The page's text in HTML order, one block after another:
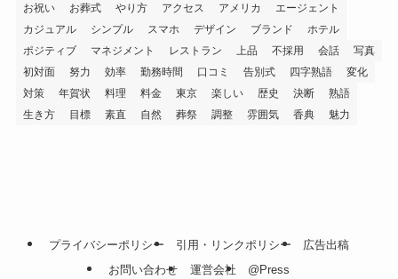
お祝い お葬式 やり方 アクセス アメリカ
エージェント
カジュアル
シンプル スマホ デザイン ブランド
ホテル
ポジティブ
マネジメント レストラン 上品 不採用 会話
写真
初対面
努力 効率 勤務時間 口コミ 告別式 四字熟語
変化
対策
年賀状 料理 料金 東京 楽しい 歴史 決断
熟語
生き方
目標 素直 自然 葬祭 調整 雰囲気 香典 魅力
プライバシーポリシー 引用・リンクポリシー
広告出稿
お問い合わせ
運営会社 @Press